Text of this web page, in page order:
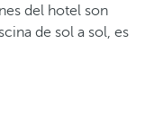
del hotel son
de sol a sol, es